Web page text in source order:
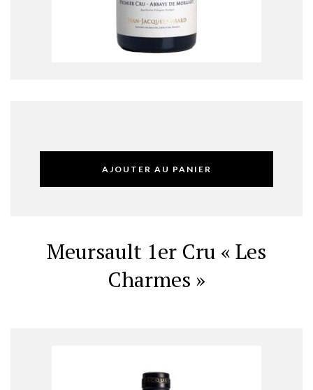
AJOUTER AU PANIER
Meursault 1er Cru « Les
Charmes »